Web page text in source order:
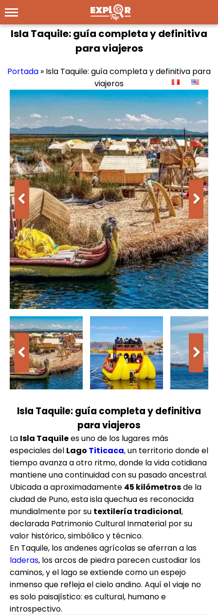
Isla Taquile: guía completa y definitiva
para viajeros
Portada » Isla Taquile: guía completa y definitiva para
viajeros
Isla Taquile: guía completa y definitiva
para viajeros
La Isla Taquilees uno de los lugares más
especiales del Lago Titicaca, un territorio donde el
tiempo avanza a otro ritmo, donde la vida cotidiana
mantiene una continuidad con su pasado ancestral.
Ubicada a aproximadamente 45 kilómetrosde la
ciudad de Puno, esta isla quechua es reconocida
mundialmente por su textilería tradicional,
declarada Patrimonio Cultural Inmaterial por su
valor histórico, simbólico y técnico.
En Taquile, los andenes agrícolas se aferran a las
laderas, los arcos de piedra parecen custodiar los
caminos, y el lago se extiende como un espejo
inmenso que refleja el cielo andino. Aquí el viaje no
es solo paisajístico: es cultural, humano e
introspectivo.